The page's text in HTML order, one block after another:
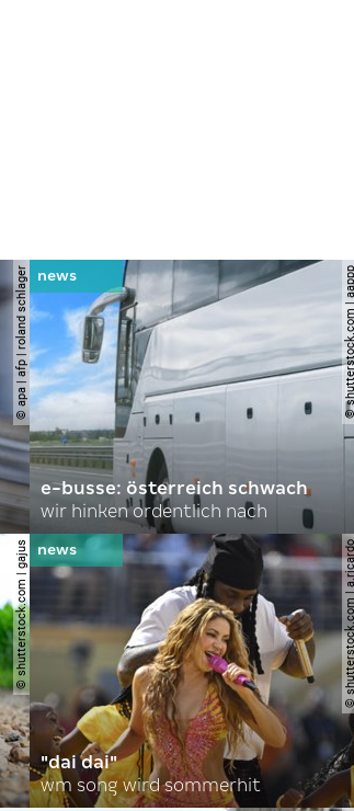
© apa | afp | roland schlager ©
e-busse: österreich schwach
wir hinken ordentlich nach
© shutterstock.com | gajus ©
"dai dai"
wm song wird sommerhit